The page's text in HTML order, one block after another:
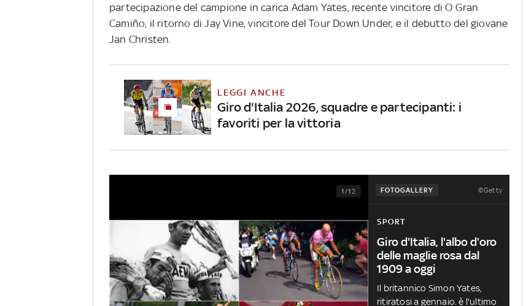
partecipazione del campione in carica Adam Yates, recente vincitore di O Gran
Camiño, il ritorno di Jay Vine, vincitore del Tour Down Under, e il debutto del giovane
Jan Christen.
LEGGI ANCHE
Giro d'Italia 2026, squadre e partecipanti: i
favoriti per la vittoria
FOTOGALLERY ©Getty
1/12
SPORT
Giro d'Italia, l'albo d'oro
delle maglie rosa dal
1909 a oggi
Il britannico Simon Yates,
ritiratosi a gennaio. è l'ultimo